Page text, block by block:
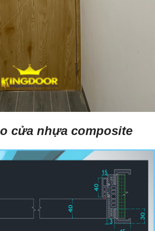
cửa nhựa composite